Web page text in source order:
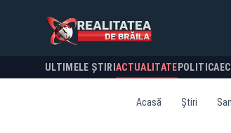
ULTIMELE ȘTIRI ACTUALITATE POLITICA
Acasă Știri